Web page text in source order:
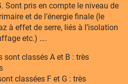
Sont pris en compte le niveau de
et de l’énergie finale (le
à effet de serre, liés à l’isolation
etc.) ….
classés A et B : très
classées F et G : très